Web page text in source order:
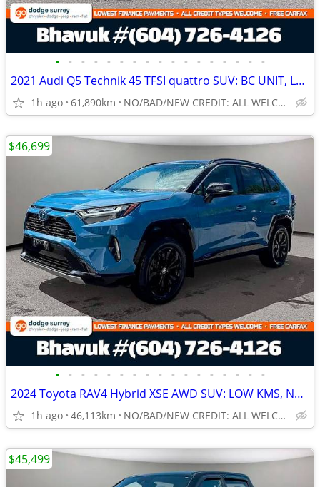
• • • • • • • • • • • • • • • • •
2021 Audi Q5 Technik 45 TFSI quattro SUV: BC UNIT, LOW KMS
1h ago 61,890km NO/BAD/NEW CREDIT: ALL WELCOME!
• • • • • • • • • • • • • • • • •
2024 Toyota RAV4 Hybrid XSE AWD SUV: LOW KMS, NO ACCIDENTS
1h ago 46,113km NO/BAD/NEW CREDIT: ALL WELCOME!
$46,699
$45,499